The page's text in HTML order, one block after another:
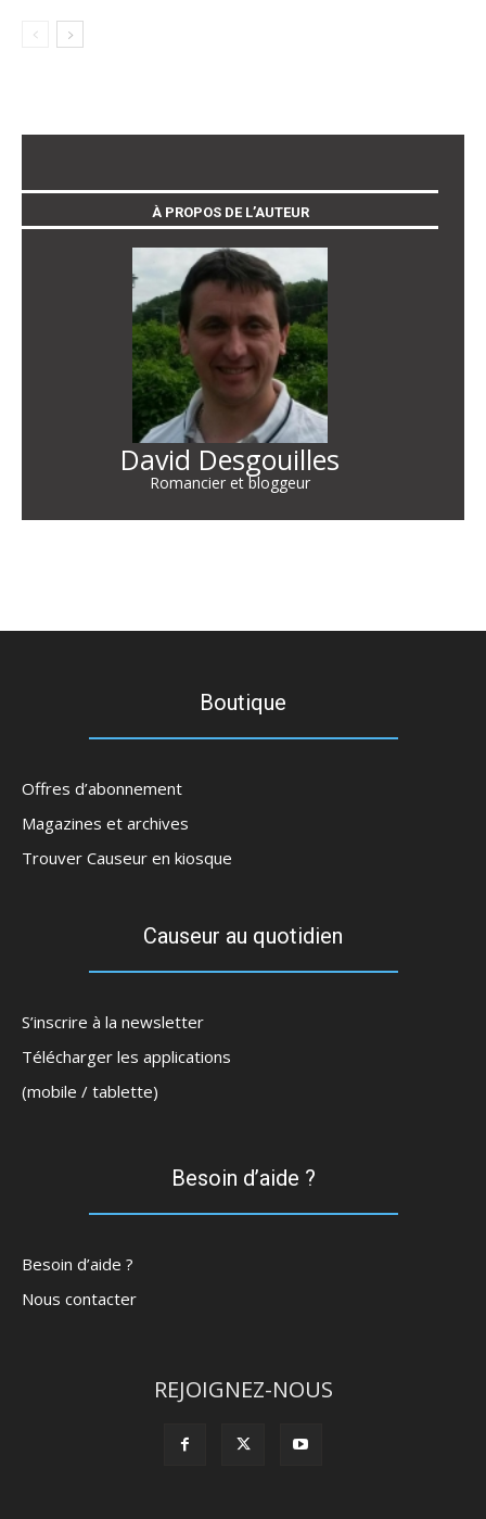
À PROPOS DE L’AUTEUR
David Desgouilles
Romancier et bloggeur
Boutique
Offres d’abonnement
Magazines et archives
Trouver Causeur en kiosque
Causeur au quotidien
S’inscrire à la newsletter
Télécharger les applications
(mobile / tablette)
Besoin d’aide ?
Besoin d’aide ?
Nous contacter
REJOIGNEZ-NOUS